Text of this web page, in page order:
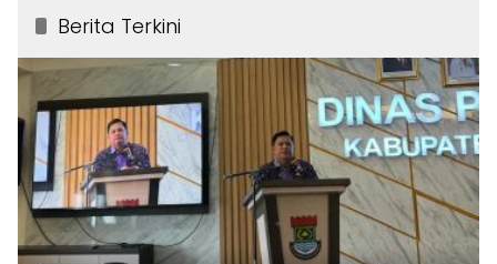
Berita Terkini